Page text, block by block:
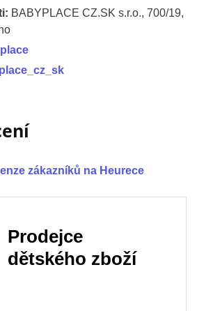
BABYPLACE CZ.SK s.r.o., 700/19,
zákazníků na Heurece
Prodejce
dětského zboží